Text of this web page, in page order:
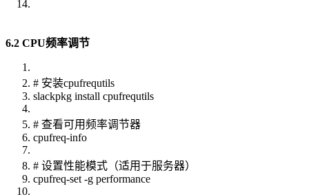
6.2 CPU频率调节
# 安装cpufrequtils
slackpkg install cpufrequtils
# 查看可用频率调节器
cpufreq-info
# 设置性能模式（适用于服务器）
cpufreq-set -g performance